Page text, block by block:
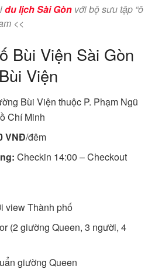
du lịch Sài Gòn với bộ sưu tập “ô
<<
Bùi Viện Sài Gòn
Viện
Bùi Viện thuộc P. Phạm Ngũ
Chí Minh
VNĐ/đêm
Checkin 14:00 – Checkout
view Thành phố
(2 giường Queen, 3 người, 4
giường Queen